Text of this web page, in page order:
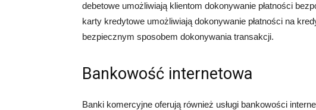
debetowe umożliwiają klientom dokonywanie płatności
karty kredytowe umożliwiają dokonywanie płatności na
bezpiecznym sposobem dokonywania transakcji.
Bankowość internetowa
Banki komercyjne oferują również usługi bankowości